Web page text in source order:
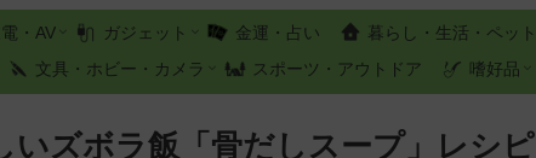
・AV ガジェット 金運・占い 暮らし・生活・ペット
文具・ホビー・カメラ スポーツ・アウトドア 嗜好品
ズボラ飯「骨だしスープ」レシピ